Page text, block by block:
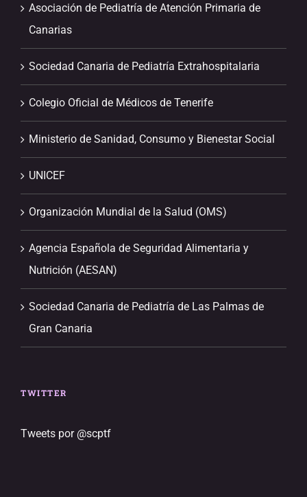
Asociación de Pediatría de Atención Primaria de
Canarias
Sociedad Canaria de Pediatría Extrahospitalaria
Colegio Oficial de Médicos de Tenerife
Ministerio de Sanidad, Consumo y Bienestar Social
UNICEF
Organización Mundial de la Salud (OMS)
Agencia Española de Seguridad Alimentaria y
Nutrición (AESAN)
Sociedad Canaria de Pediatría de Las Palmas de
Gran Canaria
TWITTER
Tweets por @scptf